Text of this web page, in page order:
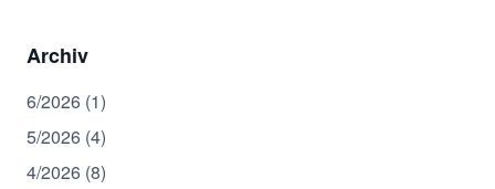
Archiv
6/2026 (1)
5/2026 (4)
4/2026 (8)